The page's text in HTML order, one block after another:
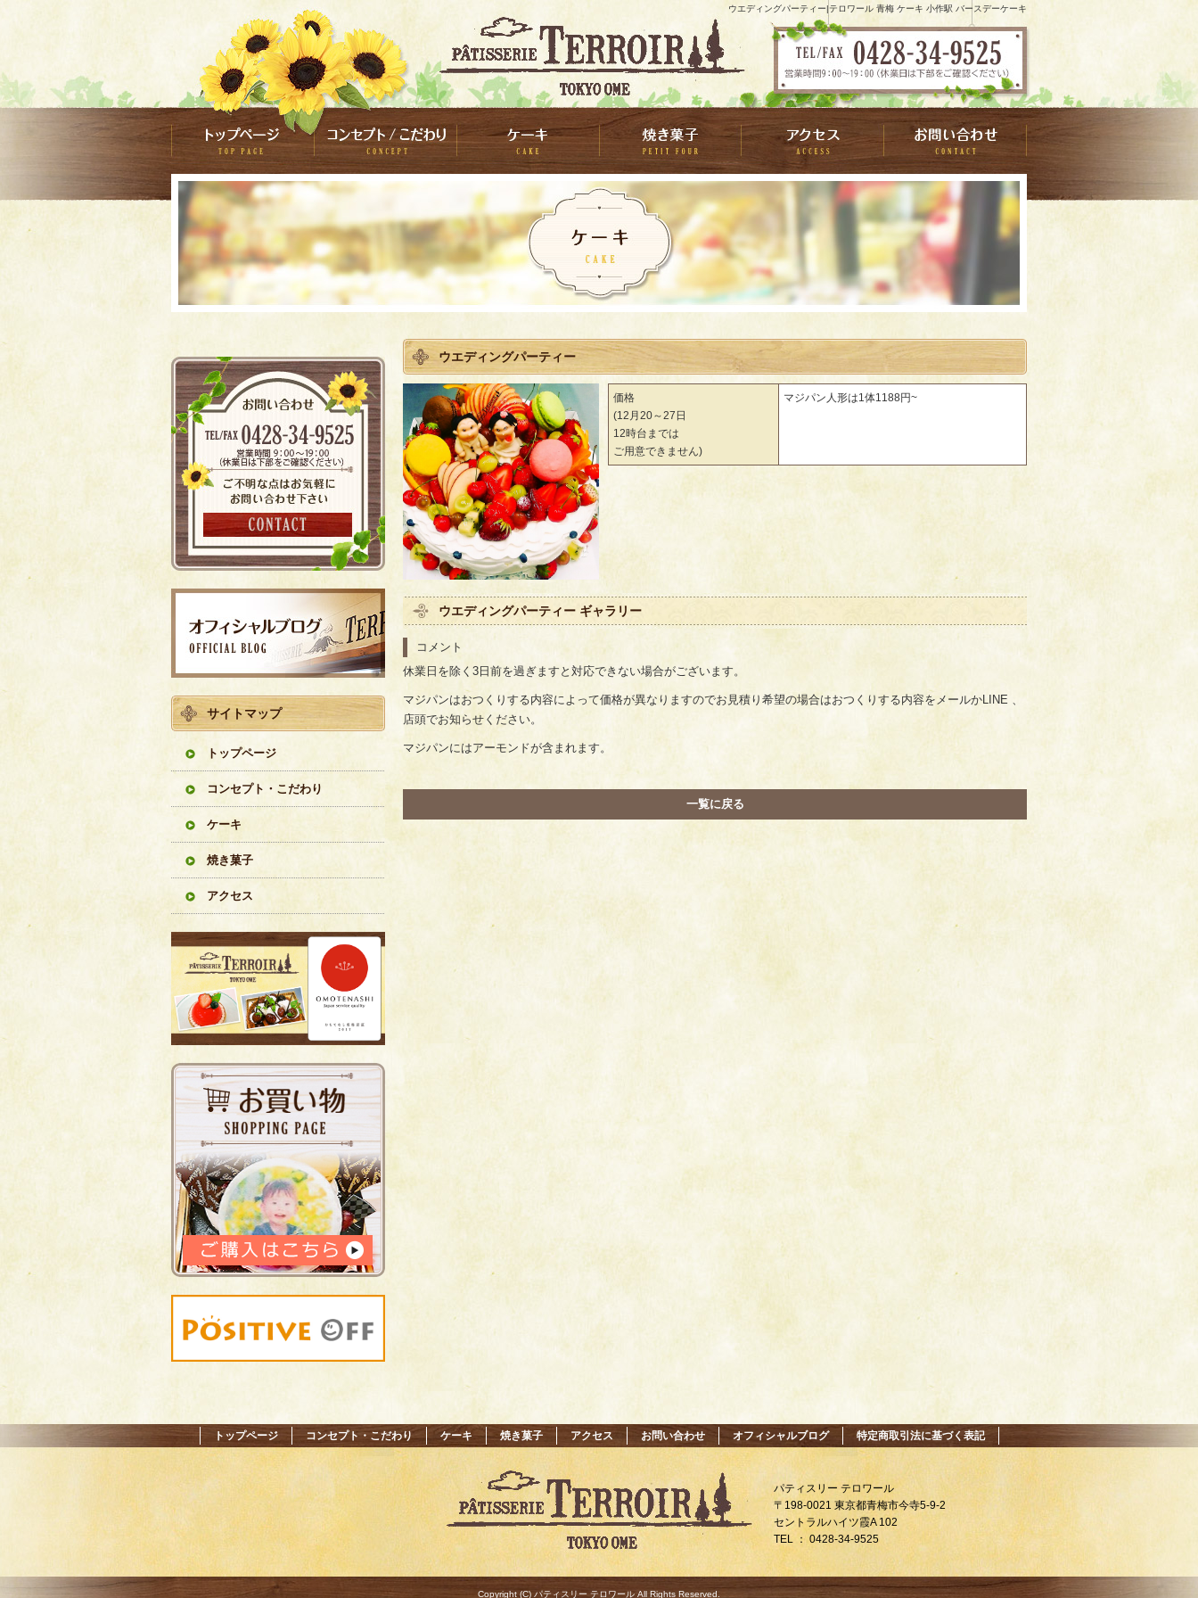
ウエディングパーティー|テロワール 青梅 ケーキ 小作駅 バースデーケーキ
サイトマップ
トップページ
コンセプト・こだわり
ケーキ
焼き菓子
アクセス
ウエディングパーティー
価格
(12月20～27日
12時台までは
ご用意できません)
マジパン人形は1体1188円~
ウエディングパーティー ギャラリー
コメント
休業日を除く3日前を過ぎますと対応できない場合がございます。
マジパンはおつくりする内容によって価格が異なりますのでお見積り希望の場合はおつくりする内容をメールかLINE 、
店頭でお知らせください。
マジパンにはアーモンドが含まれます。
一覧に戻る
トップページ コンセプト・こだわり ケーキ 焼き菓子 アクセス お問い合わせ オフィシャルブログ 特定商取引法に基づく表記
パティスリー テロワール
〒198-0021 東京都青梅市今寺5-9-2
セントラルハイツ霞A 102
TEL ： 0428-34-9525
Copyright (C) パティスリー テロワール All Rights Reserved.